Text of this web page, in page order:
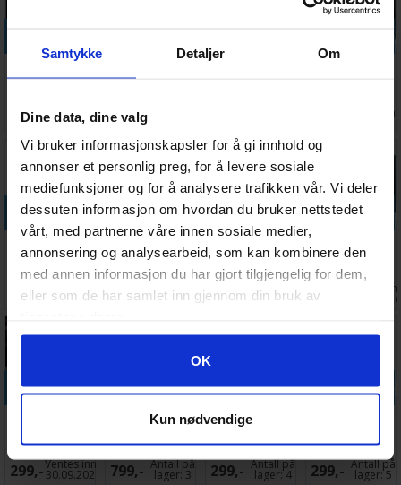
Samtykke Detaljer Om
Dine data, dine valg
Vi bruker informasjonskapsler for å gi innhold og
annonser et personlig preg, for å levere sosiale
mediefunksjoner og for å analysere trafikken vår. Vi deler
dessuten informasjon om hvordan du bruker nettstedet
vårt, med partnerne våre innen sosiale medier,
annonsering og analysearbeid, som kan kombinere den
med annen informasjon du har gjort tilgjengelig for dem,
eller som de har samlet inn gjennom din bruk av
Googles retningslinjer for personvern
OK
Kun nødvendige
695,- Antall på
lager: 3 535,-
Acheron
Legg i
Antall på
Legg i handlekurven
Knight
Houses
Cerastus
Knight
1 515,- Antall på
lager: 2
Legg i handlekurven
Astartes
MKIII
Command
400,- Antall på
lager:2
Legg i handlekurven
Basilisk/Medusa
500,- Ventes inn
27.08.2026
Legg i
Leman Russ
Assault Tank
500,- Ventes inn
21.08.2026
Legg i handlekurven
Figur Ripper
299,-Ventes inn
30.09.2026
Legg i handlekurven
Warhammer
Figur Goff Ork
Boy
799,- Antall på
lager:3
Legg i handlekurven
Warhammer
Balthas Gryph
Houn
299,- Antall på
lager:4
Legg i
Figur Watcher
Dark
299,- Antall på
lager:5